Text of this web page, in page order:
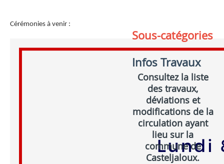
Cérémonies à venir :
Sous-catégories
Infos Travaux
Consultez la liste
des travaux,
déviations et
modifications de la
circulation ayant
lieu sur la
commune de
Casteljaloux.